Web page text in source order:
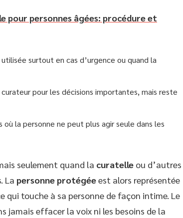
pour personnes âgées: procédure et
surtout en cas d’urgence ou quand la
pour les décisions importantes, mais reste
la personne ne peut plus agir seule dans les
seulement quand la curatelle ou d’autres
La personne protégéeest alors représentée
qui touche à sa personne de façon intime. Le
jamais effacer la voix ni les besoins de la